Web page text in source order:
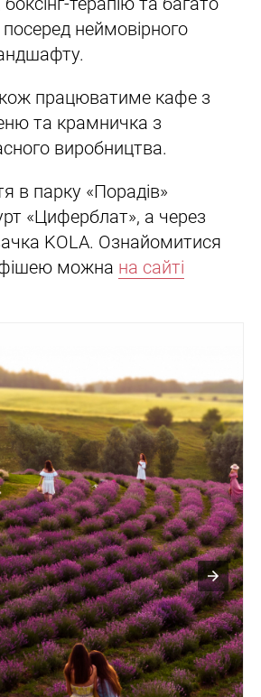
посеред неймовірного
працюватиме кафе з
та крамничка з
виробництва.
в парку «Порадів»
«Циферблат», а через
KOLA. Ознайомитися
можна на сайті